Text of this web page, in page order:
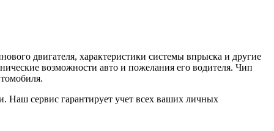
двигателя, характеристики системы впрыска и другие
возможности авто и пожелания его водителя. Чип
Наш сервис гарантирует учет всех ваших личных